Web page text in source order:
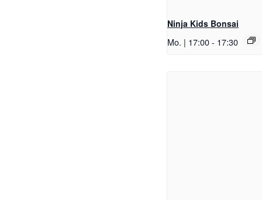
Ninja Kids Bonsai
Mo. | 17:00- 17:30